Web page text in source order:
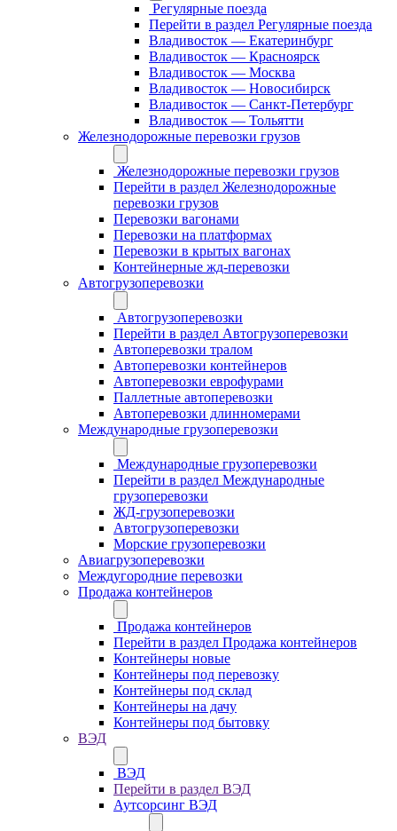
Регулярные поезда
Перейти в раздел Регулярные поезда
Владивосток — Екатеринбург
Владивосток — Красноярск
Владивосток — Москва
Владивосток — Новосибирск
Владивосток — Санкт-Петербург
Владивосток — Тольятти
Железнодорожные перевозки грузов
Железнодорожные перевозки грузов
Перейти в раздел Железнодорожные
перевозки грузов
Перевозки вагонами
Перевозки на платформах
Перевозки в крытых вагонах
Контейнерные жд-перевозки
Автогрузоперевозки
Автогрузоперевозки
Перейти в раздел Автогрузоперевозки
Автоперевозки тралом
Автоперевозки контейнеров
Автоперевозки еврофурами
Паллетные автоперевозки
Автоперевозки длинномерами
Международные грузоперевозки
Международные грузоперевозки
Перейти в раздел Международные
грузоперевозки
ЖД-грузоперевозки
Автогрузоперевозки
Морские грузоперевозки
Авиагрузоперевозки
Междугородние перевозки
Продажа контейнеров
Продажа контейнеров
Перейти в раздел Продажа контейнеров
Контейнеры новые
Контейнеры под перевозку
Контейнеры под склад
Контейнеры на дачу
Контейнеры под бытовку
ВЭД
ВЭД
Перейти в раздел ВЭД
Аутсорсинг ВЭД